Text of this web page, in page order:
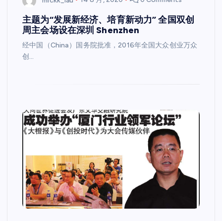
主题为“发展新经济、培育新动力” 全国双创
周主会场设在深圳 Shenzhen
经中国（China）国务院批准，2016年全国大众创业万众
创…